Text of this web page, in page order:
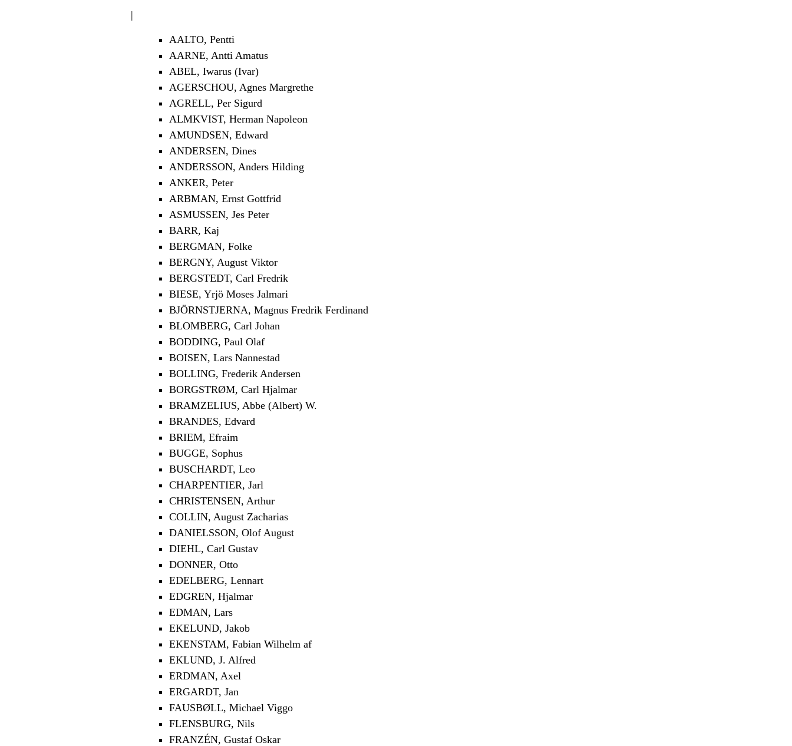
|
AALTO, Pentti
AARNE, Antti Amatus
ABEL, Iwarus (Ivar)
AGERSCHOU, Agnes Margrethe
AGRELL, Per Sigurd
ALMKVIST, Herman Napoleon
AMUNDSEN, Edward
ANDERSEN, Dines
ANDERSSON, Anders Hilding
ANKER, Peter
ARBMAN, Ernst Gottfrid
ASMUSSEN, Jes Peter
BARR, Kaj
BERGMAN, Folke
BERGNY, August Viktor
BERGSTEDT, Carl Fredrik
BIESE, Yrjö Moses Jalmari
BJÖRNSTJERNA, Magnus Fredrik Ferdinand
BLOMBERG, Carl Johan
BODDING, Paul Olaf
BOISEN, Lars Nannestad
BOLLING, Frederik Andersen
BORGSTRØM, Carl Hjalmar
BRAMZELIUS, Abbe (Albert) W.
BRANDES, Edvard
BRIEM, Efraim
BUGGE, Sophus
BUSCHARDT, Leo
CHARPENTIER, Jarl
CHRISTENSEN, Arthur
COLLIN, August Zacharias
DANIELSSON, Olof August
DIEHL, Carl Gustav
DONNER, Otto
EDELBERG, Lennart
EDGREN, Hjalmar
EDMAN, Lars
EKELUND, Jakob
EKENSTAM, Fabian Wilhelm af
EKLUND, J. Alfred
ERDMAN, Axel
ERGARDT, Jan
FAUSBØLL, Michael Viggo
FLENSBURG, Nils
FRANZÉN, Gustaf Oskar